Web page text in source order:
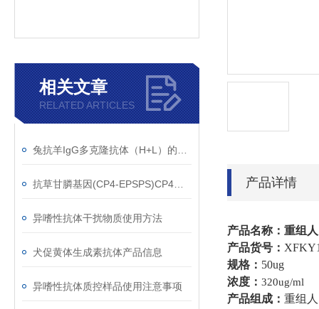
相关文章
RELATED ARTICLES
异嗜性抗体干扰物质使用方法
犬促黄体生成素抗体产品信息
异嗜性抗体质控样品使用注意事项
产品详情
产品名称： 重组
产品货号：
规格： 50ug
浓度： 320ug/ml
产品组成： 重组